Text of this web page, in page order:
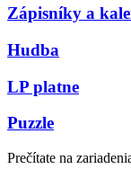
Zápisníky a
Hudba
LP platne
Puzzle
Prečítate na